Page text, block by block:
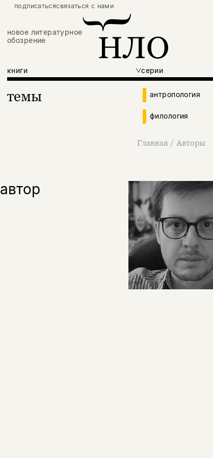
подписатьсясвязаться с нами
новое литературное
обозрение
книги серии
темы антропология
филология
Главная / Авторы
автор